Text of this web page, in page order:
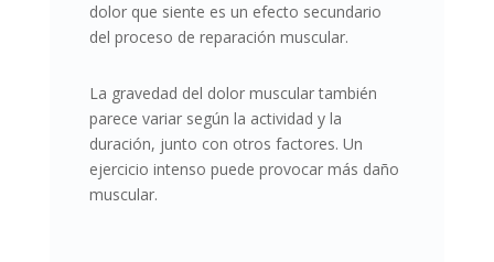
dolor que siente es un efecto secundario
del proceso de reparación muscular.
La gravedad del dolor muscular también
parece variar según la actividad y la
duración, junto con otros factores. Un
ejercicio intenso puede provocar más daño
muscular.